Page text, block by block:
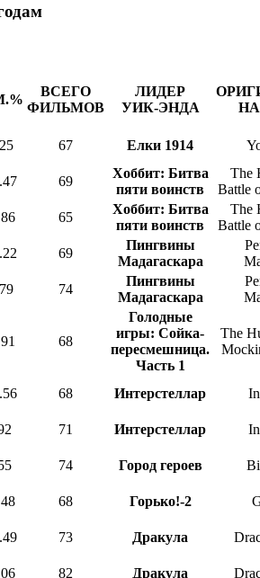
ВСЕГО
ФИЛЬМОВ
ЛИДЕР
УИК-ЭНДА
67 Елки 1914
69
Хоббит: Битва
пяти воинств
The
Battle
65
Хоббит: Битва
пяти воинств
The
Battle
69
Пингвины
Мадагаскара
74
Пингвины
Мадагаскара
68
Голодные
игры: Сойка-
пересмешница.
Часть 1
The
68 Интерстеллар
71 Интерстеллар
74 Город героев
68 Горько!-2
73 Дракула
82 Дракула